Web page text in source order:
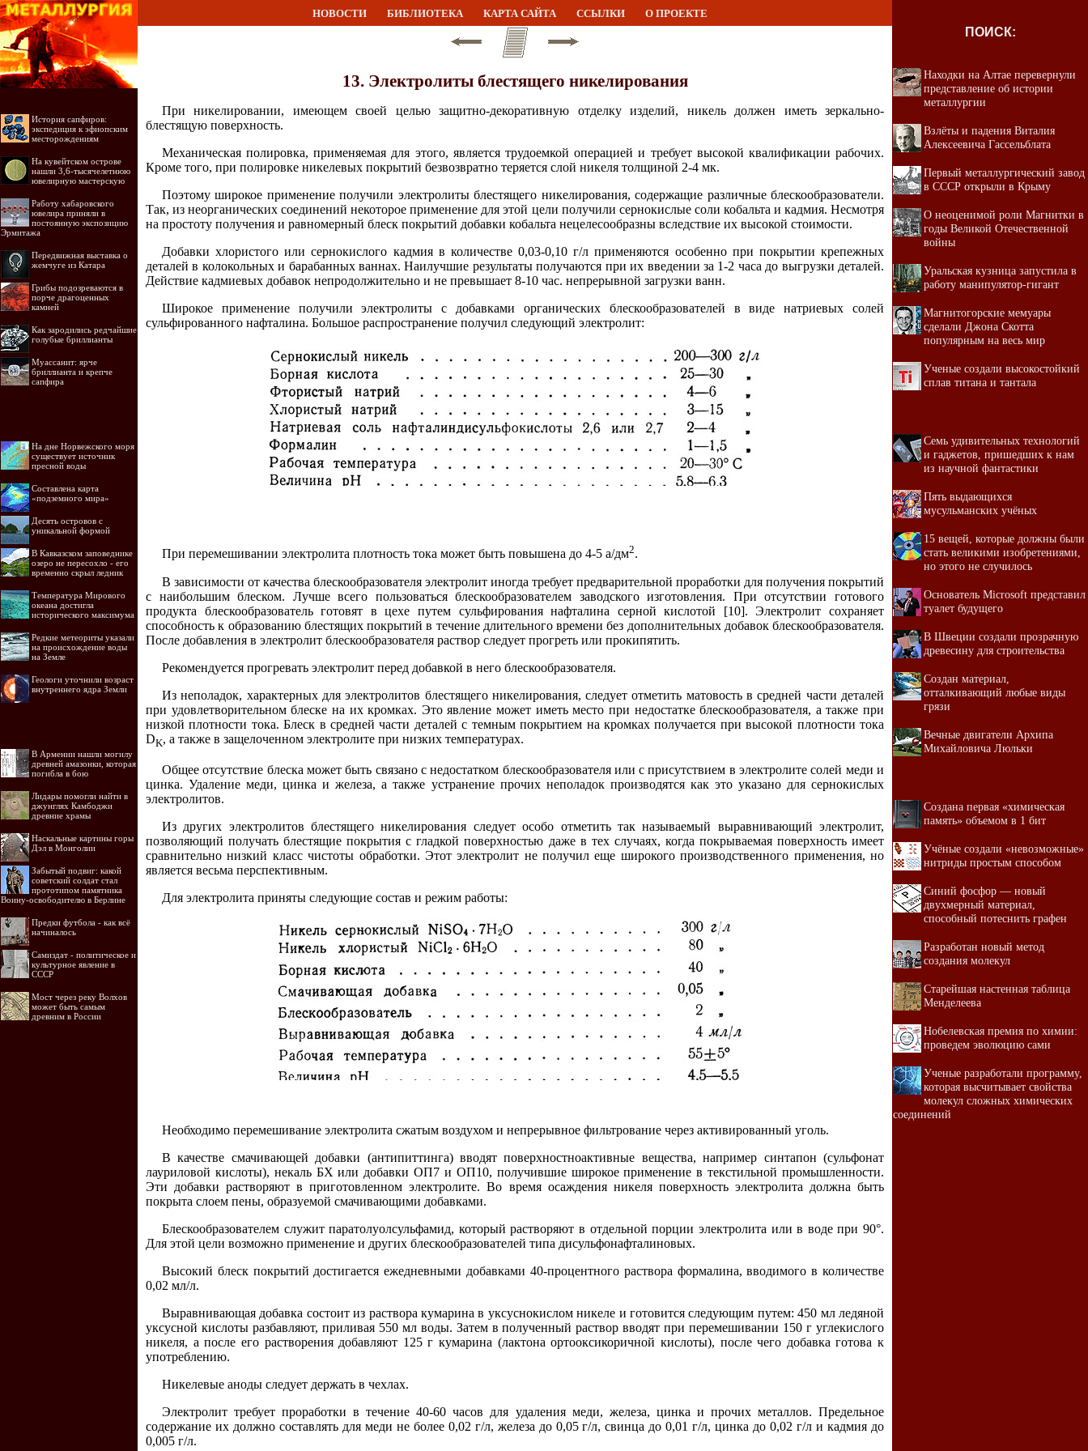
НОВОСТИ БИБЛИОТЕКА КАРТА САЙТА ССЫЛКИ О ПРОЕКТЕ
История сапфиров:
экспедиция к эфиопским
месторождениям
На кувейтском острове
нашли 3,6-тысячелетнюю
ювелирную мастерскую
Работу хабаровского
ювелира приняли в
постоянную экспозицию
Эрмитажа
Передвижная выставка о
жемчуге из Катара
Грибы подозреваются в
порче драгоценных
камней
Как зародились редчайшие
голубые бриллианты
Муассанит: ярче
бриллианта и крепче
сапфира
На дне Норвежского моря
существует источник
пресной воды
Составлена карта
«подземного мира»
Десять островов c
уникальной формой
В Кавказском заповеднике
озеро не пересохло - его
временно скрыл ледник
Температура Мирового
океана достигла
исторического максимума
Редкие метеориты указали
на происхождение воды
на Земле
Геологи уточнили возраст
внутреннего ядра Земли
В Армении нашли могилу
древней амазонки, которая
погибла в бою
Лидары помогли найти в
джунглях Камбоджи
древние храмы
Наскальные картины горы
Дэл в Монголии
Забытый подвиг: какой
советский солдат стал
прототипом памятника
Воину-освободителю в Берлине
Предки футбола - как всё
начиналось
Самиздат - политическое и
культурное явление в
СССР
Мост через реку Волхов
может быть самым
древним в России
13. Электролиты блестящего никелирования
При никелировании, имеющем своей целью защитно-декоративную отделку изделий, никель должен иметь зеркально-
блестящую поверхность.
Механическая полировка, применяемая для этого, является трудоемкой операцией и требует высокой квалификации рабочих.
Кроме того, при полировке никелевых покрытий безвозвратно теряется слой никеля толщиной 2-4 мк.
Поэтому широкое применение получили электролиты блестящего никелирования, содержащие различные блескообразователи.
Так, из неорганических соединений некоторое применение для этой цели получили сернокислые соли кобальта и кадмия. Несмотря
на простоту получения и равномерный блеск покрытий добавки кобальта нецелесообразны вследствие их высокой стоимости.
Добавки хлористого или сернокислого кадмия в количестве 0,03-0,10 г/л применяются особенно при покрытии крепежных
деталей в колокольных и барабанных ваннах. Наилучшие результаты получаются при их введении за 1-2 часа до выгрузки деталей.
Действие кадмиевых добавок непродолжительно и не превышает 8-10 час. непрерывной загрузки ванн.
Широкое применение получили электролиты с добавками органических блескообразователей в виде натриевых солей
сульфированного нафталина. Большое распространение получил следующий электролит:
При перемешивании электролита плотность тока может быть повышена до 4-5 а/дм2.
В зависимости от качества блескообразователя электролит иногда требует предварительной проработки для получения покрытий
с наибольшим блеском. Лучше всего пользоваться блескообразователем заводского изготовления. При отсутствии готового
продукта блескообразователь готовят в цехе путем сульфирования нафталина серной кислотой [10]. Электролит сохраняет
способность к образованию блестящих покрытий в течение длительного времени без дополнительных добавок блескообразователя.
После добавления в электролит блескообразователя раствор следует прогреть или прокипятить.
Рекомендуется прогревать электролит перед добавкой в него блескообразователя.
Из неполадок, характерных для электролитов блестящего никелирования, следует отметить матовость в средней части деталей
при удовлетворительном блеске на их кромках. Это явление может иметь место при недостатке блескообразователя, а также при
низкой плотности тока. Блеск в средней части деталей с темным покрытием на кромках получается при высокой плотности тока
DK, а также в защелоченном электролите при низких температурах.
Общее отсутствие блеска может быть связано с недостатком блескообразователя или с присутствием в электролите солей меди и
цинка. Удаление меди, цинка и железа, а также устранение прочих неполадок производятся как это указано для сернокислых
электролитов.
Из других электролитов блестящего никелирования следует особо отметить так называемый выравнивающий электролит,
позволяющий получать блестящие покрытия с гладкой поверхностью даже в тех случаях, когда покрываемая поверхность имеет
сравнительно низкий класс чистоты обработки. Этот электролит не получил еще широкого производственного применения, но
является весьма перспективным.
Для электролита приняты следующие состав и режим работы:
Необходимо перемешивание электролита сжатым воздухом и непрерывное фильтрование через активированный уголь.
В качестве смачивающей добавки (антипиттинга) вводят поверхностноактивные вещества, например синтапон (сульфонат
лауриловой кислоты), некаль БХ или добавки ОП7 и ОП10, получившие широкое применение в текстильной промышленности.
Эти добавки растворяют в приготовленном электролите. Во время осаждения никеля поверхность электролита должна быть
покрыта слоем пены, образуемой смачивающими добавками.
Блескообразователем служит паратолуолсульфамид, который растворяют в отдельной порции электролита или в воде при 90°.
Для этой цели возможно применение и других блескообразователей типа дисульфонафталиновых.
Высокий блеск покрытий достигается ежедневными добавками 40-процентного раствора формалина, вводимого в количестве
0,02 мл/л.
Выравнивающая добавка состоит из раствора кумарина в уксуснокислом никеле и готовится следующим путем: 450 мл ледяной
уксусной кислоты разбавляют, приливая 550 мл воды. Затем в полученный раствор вводят при перемешивании 150 г углекислого
никеля, а после его растворения добавляют 125 г кумарина (лактона ортооксикоричной кислоты), после чего добавка готова к
употреблению.
Никелевые аноды следует держать в чехлах.
Электролит требует проработки в течение 40-60 часов для удаления меди, железа, цинка и прочих металлов. Предельное
содержание их должно составлять для меди не более 0,02 г/л, железа до 0,05 г/л, свинца до 0,01 г/л, цинка до 0,02 г/л и кадмия до
0,005 г/л.
ПОИСК:
Находки на Алтае перевернули
представление об истории
металлургии
Взлёты и падения Виталия
Алексеевича Гассельблата
Первый металлургический завод
в СССР открыли в Крыму
О неоценимой роли Магнитки в
годы Великой Отечественной
войны
Уральская кузница запустила в
работу манипулятор-гигант
Магнитогорские мемуары
сделали Джона Скотта
популярным на весь мир
Ученые создали высокостойкий
сплав титана и тантала
Семь удивительных технологий
и гаджетов, пришедших к нам
из научной фантастики
Пять выдающихся
мусульманских учёных
15 вещей, которые должны были
стать великими изобретениями,
но этого не случилось
Основатель Microsoft представил
туалет будущего
В Швеции создали прозрачную
древесину для строительства
Создан материал,
отталкивающий любые виды
грязи
Вечные двигатели Архипа
Михайловича Люльки
Создана первая «химическая
память» объемом в 1 бит
Учёные создали «невозможные»
нитриды простым способом
Синий фосфор — новый
двухмерный материал,
способный потеснить графен
Разработан новый метод
создания молекул
Старейшая настенная таблица
Менделеева
Нобелевская премия по химии:
проведем эволюцию сами
Ученые разработали программу,
которая высчитывает свойства
молекул сложных химических
соединений